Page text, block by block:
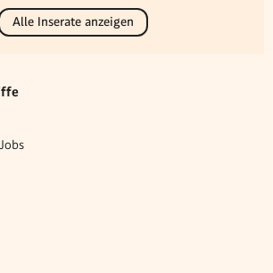
Alle Inserate anzeigen